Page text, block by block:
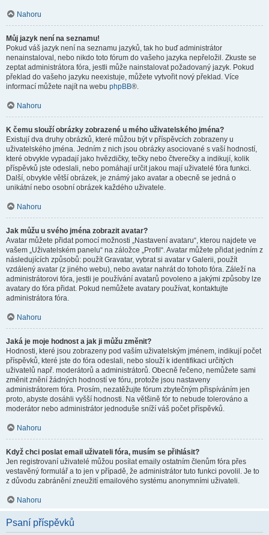
Nahoru
Můj jazyk není na seznamu!
Pokud váš jazyk není na seznamu jazyků, tak ho buď administrátor
nenainstaloval, nebo nikdo toto fórum do vašeho jazyka nepřeložil. Zkuste se
zeptat administrátora fóra, jestli může nainstalovat požadovaný jazyk. Pokud
překlad do vašeho jazyku neexistuje, můžete vytvořit nový překlad. Více
informací můžete najít na webu phpBB®.
Nahoru
K čemu slouží obrázky zobrazené u mého uživatelského jména?
Existují dva druhy obrázků, které můžou být v příspěvcích zobrazeny u
uživatelského jména. Jedním z nich jsou obrázky asociované s vaší hodností,
které obvykle vypadají jako hvězdičky, tečky nebo čtverečky a indikují, kolik
příspěvků jste odeslali, nebo pomáhají určit jakou mají uživatelé fóra funkci.
Další, obvykle větší obrázek, je známý jako avatar a obecně se jedná o
unikátní nebo osobní obrázek každého uživatele.
Nahoru
Jak můžu u svého jména zobrazit avatar?
Avatar můžete přidat pomocí možnosti „Nastavení avataru“, kterou najdete ve
vašem „Uživatelském panelu“ na záložce „Profil“. Avatar můžete přidat jedním z
následujících způsobů: použít Gravatar, vybrat si avatar v Galerii, použít
vzdálený avatar (z jiného webu), nebo avatar nahrát do tohoto fóra. Záleží na
administrátorovi fóra, jestli je používání avatarů povoleno a jakými způsoby lze
avatary do fóra přidat. Pokud nemůžete avatary používat, kontaktujte
administrátora fóra.
Nahoru
Jaká je moje hodnost a jak ji můžu změnit?
Hodnosti, které jsou zobrazeny pod vaším uživatelským jménem, indikují počet
příspěvků, které jste do fóra odeslali, nebo slouží k identifikaci určitých
uživatelů např. moderátorů a administrátorů. Obecně řečeno, nemůžete sami
změnit znění žádných hodností ve fóru, protože jsou nastaveny
administrátorem fóra. Prosím, nezatěžujte fórum zbytečným přispíváním jen
proto, abyste dosáhli vyšší hodnosti. Na většině fór to nebude tolerováno a
moderátor nebo administrátor jednoduše sníží váš počet příspěvků.
Nahoru
Když chci poslat email uživateli fóra, musím se přihlásit?
Jen registrovaní uživatelé můžou posílat emaily ostatním členům fóra přes
vestavěný formulář a to jen v případě, že administrátor tuto funkci povolil. Je to
z důvodu zabránění zneužití emailového systému anonymními uživateli.
Nahoru
Psaní příspěvků